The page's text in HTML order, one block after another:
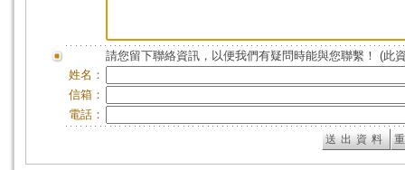
請您留下聯絡資訊，以便我們有疑問時能與您聯繫！ (此
姓名：
信箱：
電話：